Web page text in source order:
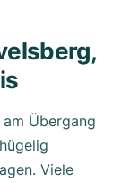
Übergang
Viele